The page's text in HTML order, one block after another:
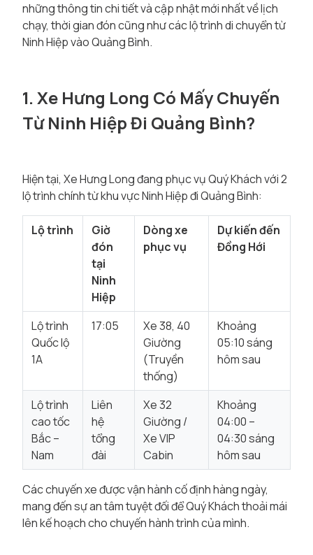
những thông tin chi tiết và cập nhật mới nhất về lịch
chạy, thời gian đón cũng như các lộ trình di chuyển từ
Ninh Hiệp vào Quảng Bình.
1. Xe Hưng Long Có Mấy Chuyến
Từ Ninh Hiệp Đi Quảng Bình?
Hiện tại, Xe Hưng Long đang phục vụ Quý Khách với 2
lộ trình chính từ khu vực Ninh Hiệp đi Quảng Bình:
Lộ trình
Giờ
đón
tại
Ninh
Hiệp
Dòng xe
phục vụ
Dự kiến đến
Đồng Hới
Lộ trình
Quốc lộ
1A
17:05
Xe 38, 40
Giường
(Truyền
thống)
Khoảng
05:10 sáng
hôm sau
Lộ trình
cao tốc
Bắc –
Nam
Liên
hệ
tổng
đài
Xe 32
Giường /
Xe VIP
Cabin
Khoảng
04:00 –
04:30 sáng
hôm sau
Các chuyến xe được vận hành cố định hàng ngày,
mang đến sự an tâm tuyệt đối để Quý Khách thoải mái
lên kế hoạch cho chuyến hành trình của mình.